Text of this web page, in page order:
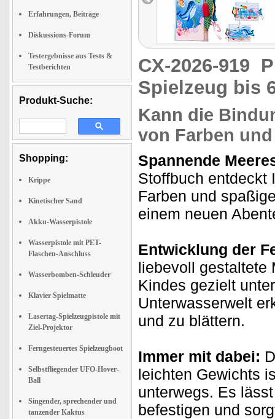
Erfahrungen, Beiträge
Diskussions-Forum
Testergebnisse aus Tests &
Testberichten
Produkt-Suche:
Shopping:
Krippe
Kinetischer Sand
Akku-Wasserpistole
Wasserpistole mit PET-
Flaschen-Anschluss
Wasserbomben-Schleuder
Klavier Spielmatte
Lasertag-Spielzeugpistole mit
Ziel-Projektor
Ferngesteuertes Spielzeugboot
Selbstfliegender UFO-Hover-
Ball
Singender, sprechender und
tanzender Kaktus
CX-2026-919
Spielzeug bis
Kann die
von Farben
Spannende
Stoffbuch entdeckt
Farben und
einem neuen
Entwicklung der
liebevoll gestaltete
Kindes gezielt
Unterwasserwelt
und zu blättern.
Immer mit dabei:
leichten Gewichts
unterwegs. Es
befestigen und